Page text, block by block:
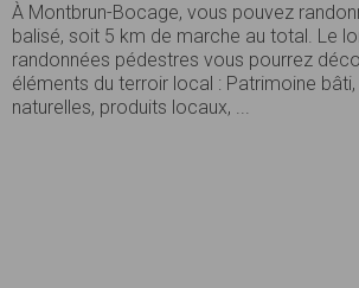
À Montbrun-Bocage, vous pouvez
balisé, soit 5 km de marche au total. Le
randonnées pédestres vous pourrez
éléments du terroir local : Patrimoine
naturelles, produits locaux, ...